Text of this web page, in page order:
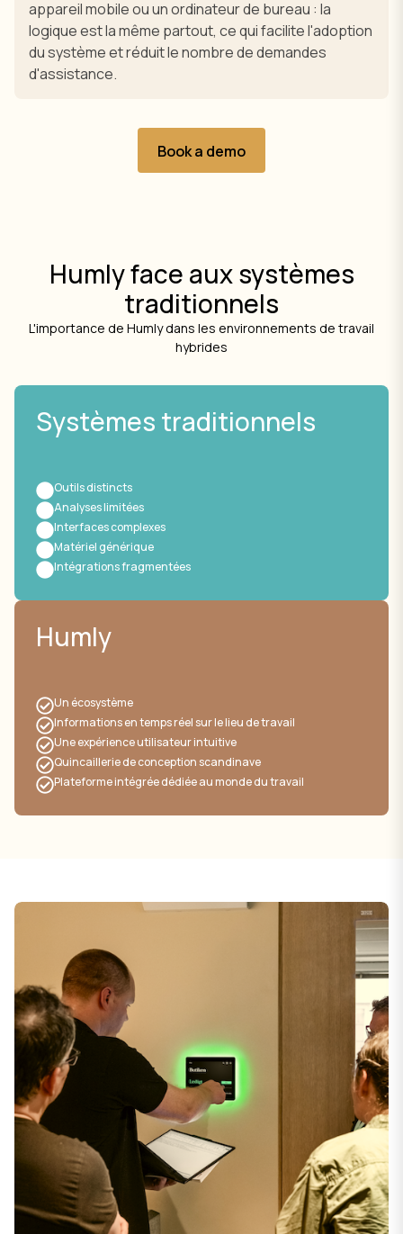
appareil mobile ou un ordinateur de bureau : la
logique est la même partout, ce qui facilite l'adoption
du système et réduit le nombre de demandes
d'assistance.
Book a demo
Humly face aux systèmes
traditionnels
L'importance de Humly dans les environnements de travail
hybrides
Systèmes traditionnels
Outils distincts
Analyses limitées
Interfaces complexes
Matériel générique
Intégrations fragmentées
Humly
Un écosystème
Informations en temps réel sur le lieu de travail
Une expérience utilisateur intuitive
Quincaillerie de conception scandinave
Plateforme intégrée dédiée au monde du travail